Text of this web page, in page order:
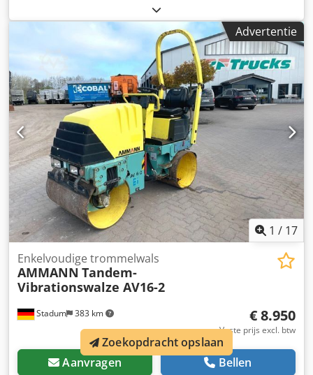
Advertentie
1 / 17
Stadum 383 km
Enkelvoudige trommelwals
AMMANN Tandem-
Vibrationswalze AV16-2
€ 8.950
Vaste prijs excl. btw
Aanvragen Bellen
Zoekopdracht opslaan